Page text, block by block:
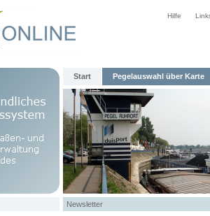
Hilfe
Start Pegelauswahl über Karte
Newsletter